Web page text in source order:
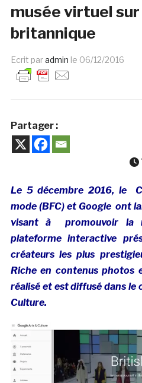
musée virtuel sur
britannique
Ecrit paradmin le 06/12/2016
Partager :
Le 5 décembre 2016, le
mode (BFC) et Google ont
visant à promouvoir la
plateforme interactive
créateurs les plus
Riche en contenus photos
réalisé et est diffusé dans le
Culture.